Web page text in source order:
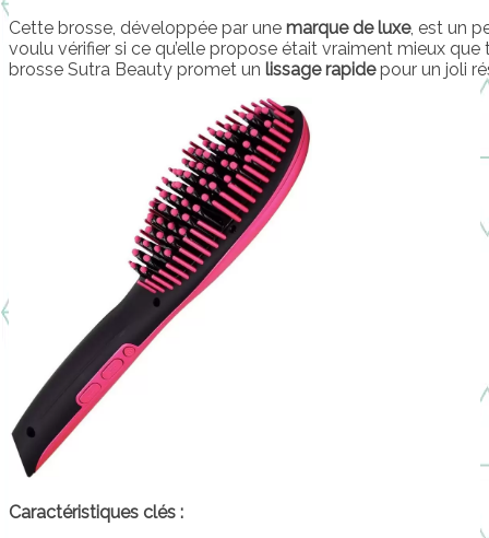
Cette brosse, développée par une marque de luxe, est un
voulu vérifier si ce qu’elle propose était vraiment mieux que
brosse Sutra Beauty promet un lissage rapidepour un joli
Caractéristiques clés :